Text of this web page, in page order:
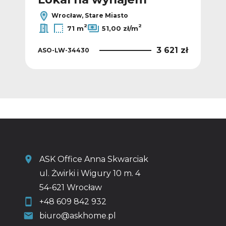
Wrocław, Stare Miasto
71 m2 51,00 zł/m2
ASO-LW-34430 3 621 zł
ASK Office Anna Skwarciak
ul. Żwirki i Wigury 10 m. 4
54-621 Wrocław
+48 609 842 932
biuro@askhome.pl